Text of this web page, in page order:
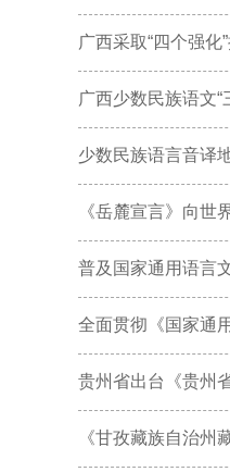
广西采取“四个强
广西少数民族语文“
少数民族语言音译
《岳麓宣言》向世
普及国家通用语言
全面贯彻《国家通
贵州省出台《贵州
《甘孜藏族自治州